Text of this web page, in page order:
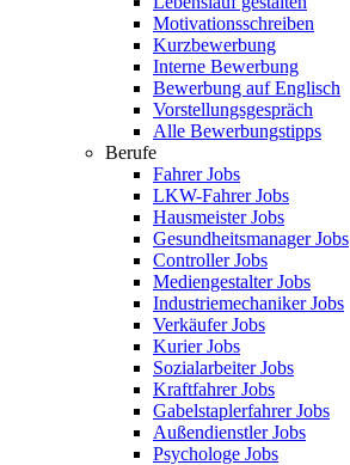
Motivationsschreiben
Kurzbewerbung
Interne Bewerbung
Bewerbung auf Englisch
Vorstellungsgespräch
Alle Bewerbungstipps
Berufe
Fahrer Jobs
LKW-Fahrer Jobs
Hausmeister Jobs
Gesundheitsmanager Jobs
Controller Jobs
Mediengestalter Jobs
Industriemechaniker Jobs
Verkäufer Jobs
Kurier Jobs
Sozialarbeiter Jobs
Kraftfahrer Jobs
Gabelstaplerfahrer Jobs
Außendienstler Jobs
Psychologe Jobs